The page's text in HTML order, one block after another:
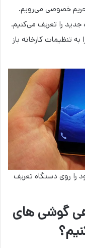
خصوصی می‌رویم.
را تعریف می‌کنیم.
تنظیمات کارخانه‌ باز
را روی دستگاه تعریف
گوشی های